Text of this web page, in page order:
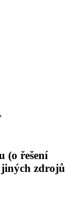
(o řešení
jiných zdrojů